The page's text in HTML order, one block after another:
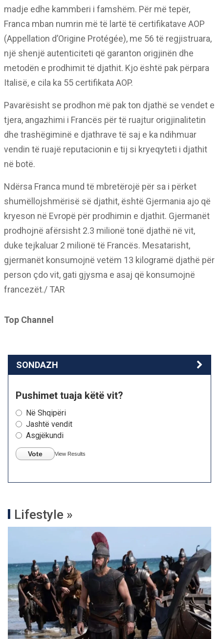
madje edhe kammberi i famshëm. Për më tepër,
Franca mban numrin më të lartë të certifikatave AOP
(Appellation d’Origine Protégée), me 56 të regjistruara,
një shenjë autenticiteti që garanton origjinën dhe
metodën e prodhimit të djathit. Kjo është pak përpara
Italisë, e cila ka 55 certifikata AOP.
Pavarësisht se prodhon më pak ton djathë se vendet e
tjera, angazhimi i Francës për të ruajtur origjinalitetin
dhe trashëgiminë e djathrave të saj e ka ndihmuar
vendin të ruajë reputacionin e tij si kryeqyteti i djathit
në botë.
Ndërsa Franca mund të mbretërojë për sa i përket
shumëllojshmërisë së djathit, është Gjermania ajo që
kryeson në Evropë për prodhimin e djathit. Gjermanët
prodhojnë afërsisht 2.3 milionë tonë djathë në vit,
duke tejkaluar 2 milionë të Francës. Mesatarisht,
gjermanët konsumojnë vetëm 13 kilogramë djathë për
person çdo vit, gati gjysma e asaj që konsumojnë
francezët./ TAR
Top Channel
SONDAZH
Pushimet tuaja këtë vit?
Në Shqipëri
Jashtë vendit
Asgjëkundi
Vote View Results
Lifestyle »